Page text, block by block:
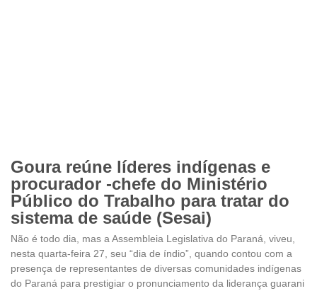
Goura reúne líderes indígenas e
procurador -chefe do Ministério
Público do Trabalho para tratar do
sistema de saúde (Sesai)
Não é todo dia, mas a Assembleia Legislativa do Paraná, viveu,
nesta quarta-feira 27, seu “dia de índio”, quando contou com a
presença de representantes de diversas comunidades indígenas
do Paraná para prestigiar o pronunciamento da liderança guarani